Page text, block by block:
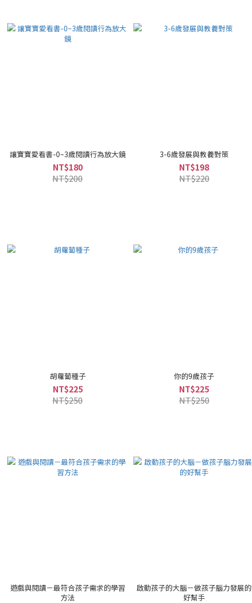
讓寶寶愛看書-0~3歲閱讀行為放大鏡
NT$180
NT$200
3-6歲發展與教養對策
NT$198
NT$220
胡蘿蔔種子
NT$225
NT$250
你的9歲孩子
NT$225
NT$250
遊戲與閱讀－最符合孩子需求的學習
方法
啟動孩子的大腦－做孩子腦力發展的
好幫手